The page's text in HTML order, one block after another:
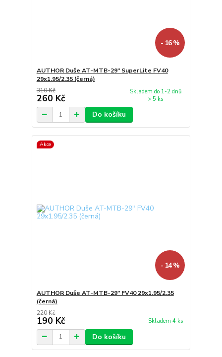
- 16 %
AUTHOR Duše AT-MTB-29" SuperLite FV40
29x1.95/2.35 (černá)
310 Kč
260 Kč
Skladem do 1-2 dnů
> 5 ks
Do košíku
Akce
- 14 %
AUTHOR Duše AT-MTB-29" FV40 29x1.95/2.35
(černá)
220 Kč
190 Kč Skladem 4 ks
Do košíku